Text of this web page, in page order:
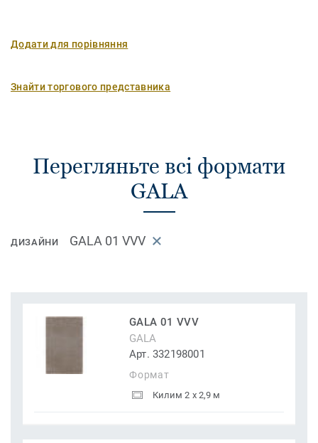
Додати для порівняння
Знайти торгового представника
Перегляньте всі формати
GALA
ДИЗАЙНИ GALA 01 VVV
GALA 01 VVV
GALA
Арт. 332198001
Формат
Килим 2 x 2,9 м